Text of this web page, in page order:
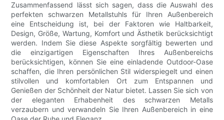
Zusammenfassend lässt sich sagen, dass die Auswahl des
perfekten schwarzen Metallstuhls für Ihren Außenbereich
eine Entscheidung ist, bei der Faktoren wie Haltbarkeit,
Design, Größe, Wartung, Komfort und Ästhetik berücksichtigt
werden. Indem Sie diese Aspekte sorgfältig bewerten und
die einzigartigen Eigenschaften Ihres Außenbereichs
berücksichtigen, können Sie eine einladende Outdoor-Oase
schaffen, die Ihren persönlichen Stil widerspiegelt und einen
stilvollen und komfortablen Ort zum Entspannen und
Genießen der Schönheit der Natur bietet. Lassen Sie sich von
der eleganten Erhabenheit des schwarzen Metalls
verzaubern und verwandeln Sie Ihren Außenbereich in eine